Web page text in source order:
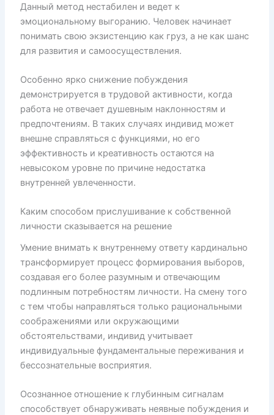
Данный метод нестабилен и ведет к
эмоциональному выгоранию. Человек начинает
понимать свою экзистенцию как груз, а не как шанс
для развития и самоосуществления.
Особенно ярко снижение побуждения
демонстрируется в трудовой активности, когда
работа не отвечает душевным наклонностям и
предпочтениям. В таких случаях индивид может
внешне справляться с функциями, но его
эффективность и креативность остаются на
невысоком уровне по причине недостатка
внутренней увлеченности.
Каким способом прислушивание к собственной
личности сказывается на решение
Умение внимать к внутреннему ответу кардинально
трансформирует процесс формирования выборов,
создавая его более разумным и отвечающим
подлинным потребностям личности. На смену того
с тем чтобы направляться только рациональными
соображениями или окружающими
обстоятельствами, индивид учитывает
индивидуальные фундаментальные переживания и
бессознательные восприятия.
Осознанное отношение к глубинным сигналам
способствует обнаруживать неявные побуждения и